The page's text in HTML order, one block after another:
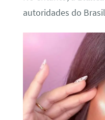
autoridades do